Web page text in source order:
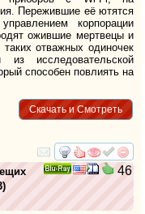
Пережившие её ютятся
корпорации
ожившие мертвецы и
отважных одиночек
исследовательской
способен повлиять на
Скачать и Смотреть
смотреть
46